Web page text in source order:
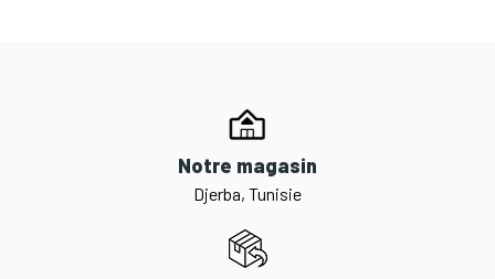
Notre magasin
Djerba, Tunisie